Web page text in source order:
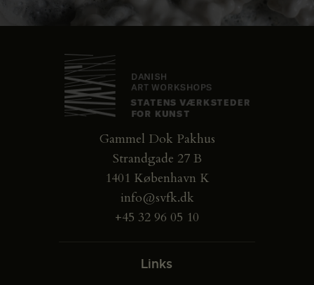
Gammel Dok Pakhus
Strandgade 27 B
1401 København K
info@svfk.dk
+45 32 96 05 10
Links